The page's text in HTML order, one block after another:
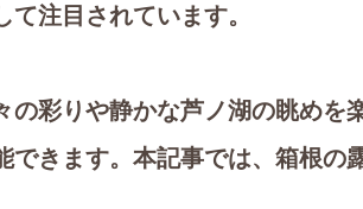
注目されています。
の彩りや静かな芦ノ湖の眺めを
できます。本記事では、箱根